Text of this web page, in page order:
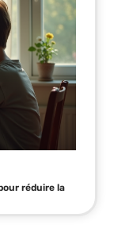
réduire la